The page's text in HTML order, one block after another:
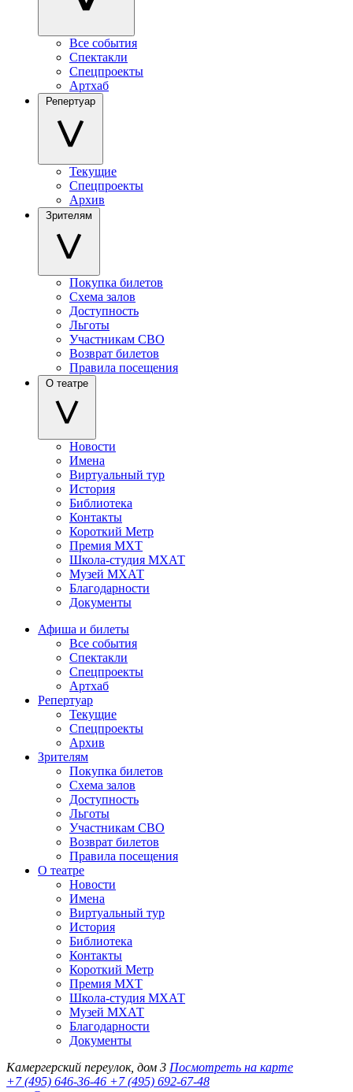
Все события
Спектакли
Спецпроекты
Артхаб
Репертуар
Текущие
Спецпроекты
Архив
Зрителям
Покупка билетов
Схема залов
Доступность
Льготы
Участникам СВО
Возврат билетов
Правила посещения
О театре
Новости
Имена
Виртуальный тур
История
Библиотека
Контакты
Короткий Метр
Премия МХТ
Школа-студия МХАТ
Музей МХАТ
Благодарности
Документы
Афиша и билеты
Все события
Спектакли
Спецпроекты
Артхаб
Репертуар
Текущие
Спецпроекты
Архив
Зрителям
Покупка билетов
Схема залов
Доступность
Льготы
Участникам СВО
Возврат билетов
Правила посещения
О театре
Новости
Имена
Виртуальный тур
История
Библиотека
Контакты
Короткий Метр
Премия МХТ
Школа-студия МХАТ
Музей МХАТ
Благодарности
Документы
Камергерский переулок, дом 3 Посмотреть на карте
+7 (495) 646-36-46 +7 (495) 692-67-48‬